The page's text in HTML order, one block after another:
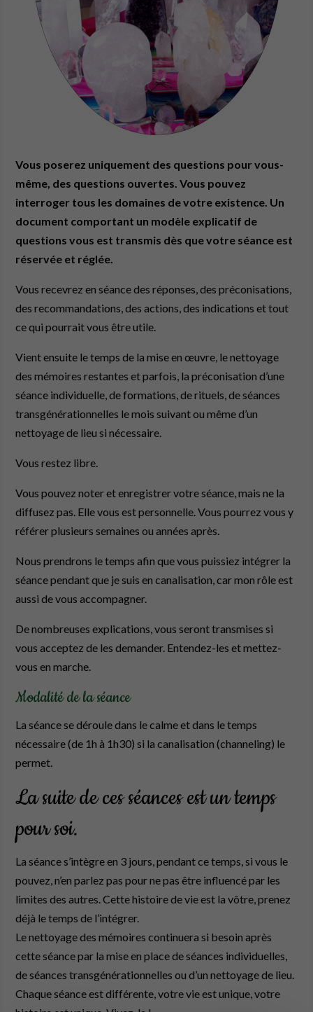
Vous poserez uniquement des questions pour vous-
même, des questions ouvertes. Vous pouvez
interroger tous les domaines de votre existence. Un
document comportant un modèle explicatif de
questions vous est transmis dès que votre séance est
réservée et réglée.
Vous recevrez en séance des réponses, des préconisations,
des recommandations, des actions, des indications et tout
ce qui pourrait vous être utile.
Vient ensuite le temps de la mise en œuvre, le nettoyage
des mémoires restantes et parfois, la préconisation d’une
séance individuelle, de formations, de rituels, de séances
transgénérationnelles le mois suivant ou même d’un
nettoyage de lieu si nécessaire.
Vous restez libre.
Vous pouvez noter et enregistrer votre séance, mais ne la
diffusez pas. Elle vous est personnelle. Vous pourrez vous y
référer plusieurs semaines ou années après.
Nous prendrons le temps afin que vous puissiez intégrer la
séance pendant que je suis en canalisation, car mon rôle est
aussi de vous accompagner.
De nombreuses explications, vous seront transmises si
vous acceptez de les demander. Entendez-les et mettez-
vous en marche.
Modalité de la séance
La séance se déroule dans le calme et dans le temps
nécessaire (de 1h à 1h30) si la canalisation (channeling) le
permet.
La suite de ces séances est un temps
pour soi.
La séance s’intègre en 3 jours, pendant ce temps, si vous le
pouvez, n’en parlez pas pour ne pas être influencé par les
limites des autres. Cette histoire de vie est la vôtre, prenez
déjà le temps de l’intégrer.
Le nettoyage des mémoires continuera si besoin après
cette séance par la mise en place de séances individuelles,
de séances transgénérationnelles ou d’un nettoyage de lieu.
Chaque séance est différente, votre vie est unique, votre